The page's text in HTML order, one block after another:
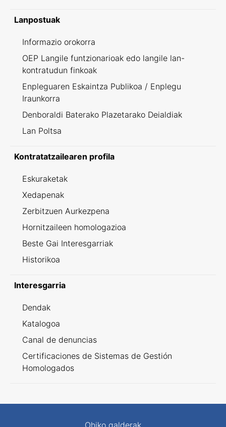
Lanpostuak
Informazio orokorra
OEP Langile funtzionarioak edo langile lan-
kontratudun finkoak
Enpleguaren Eskaintza Publikoa / Enplegu
Iraunkorra
Denboraldi Baterako Plazetarako Deialdiak
Lan Poltsa
Kontratatzailearen profila
Eskuraketak
Xedapenak
Zerbitzuen Aurkezpena
Hornitzaileen homologazioa
Beste Gai Interesgarriak
Historikoa
Interesgarria
Dendak
Katalogoa
Canal de denuncias
Certificaciones de Sistemas de Gestión
Homologados